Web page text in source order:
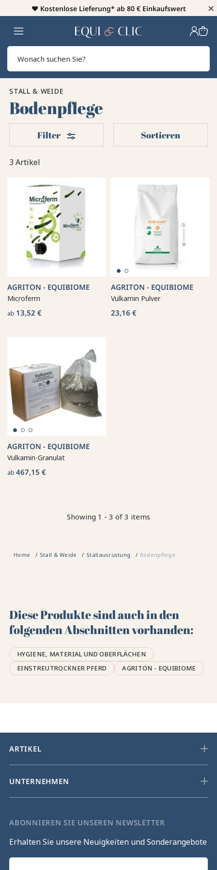
♥️ Kostenlose Lieferung* ab 80 € Einkaufswert ×
Heim
STALL & WEIDE
Bodenpflege
3 Artikel
Filter Filter Sortieren
AGRITON - EQUIBIOME
Microferm
ab 13,52 €
AGRITON - EQUIBIOME
Vulkamin Pulver
23,16 €
AGRITON - EQUIBIOME
Vulkamin-Granulat
ab 467,15 €
Showing 1 - 3 of 3 items
Home Stall & Weide Stallausrüstung Bodenpflege
Diese Produkte sind auch in den
folgenden Abschnitten vorhanden:
HYGIENE, MATERIAL UND OBERFLÄCHEN
EINSTREUTROCKNER PFERD
AGRITON - EQUIBIOME
ARTIKEL
UNTERNEHMEN
ABONNIEREN SIE UNSEREN NEWSLETTER
Erhalten Sie unsere Neuigkeiten und Sonderangebote